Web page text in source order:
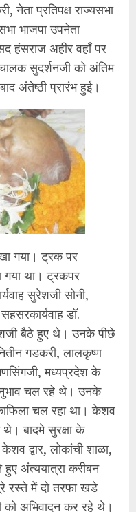
नेता प्रतिपक्ष राज्यसभा
भाजपा उपनेता
हंसराज अहीर वहॉं पर
सुदर्शनजी को अंतिम
अंतेष्ठी प्रारंभ हुई।
गया। ट्रक पर
गया था। ट्रकपर
सुरेशजी सोनी,
डॉ.
बैठे हुए थे। उनके पीछे
गडकरी, लालकृष्ण
मध्यप्रदेश के
चल रहे थे। उनके
चल रहा था। केशव
बादमे सुरक्षा के
द्वार, लोकांची शाळा,
अंत्ययात्रा करीबन
रस्ते में दो तरफा खडे
को अभिवादन कर रहे थे।